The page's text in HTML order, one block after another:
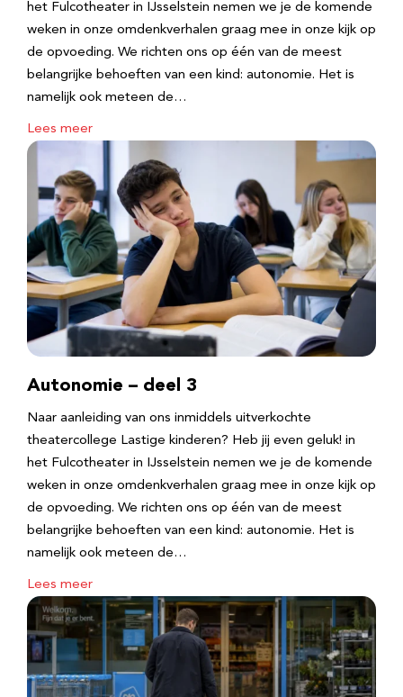
het Fulcotheater in IJsselstein nemen we je de komende
weken in onze omdenkverhalen graag mee in onze kijk op
de opvoeding. We richten ons op één van de meest
belangrijke behoeften van een kind: autonomie. Het is
namelijk ook meteen de…
Lees meer
Autonomie – deel 3
Naar aanleiding van ons inmiddels uitverkochte
theatercollege Lastige kinderen? Heb jij even geluk! in
het Fulcotheater in IJsselstein nemen we je de komende
weken in onze omdenkverhalen graag mee in onze kijk op
de opvoeding. We richten ons op één van de meest
belangrijke behoeften van een kind: autonomie. Het is
namelijk ook meteen de…
Lees meer